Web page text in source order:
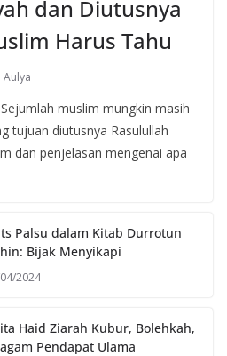
dan Diutusnya
Harus Tahu
Aulya
muslim mungkin masih
tujuan diutusnya Rasulullah
dan penjelasan mengenai apa
Palsu dalam Kitab Durrotun
Bijak Menyikapi
2024
Haid Ziarah Kubur, Bolehkah,
Pendapat Ulama